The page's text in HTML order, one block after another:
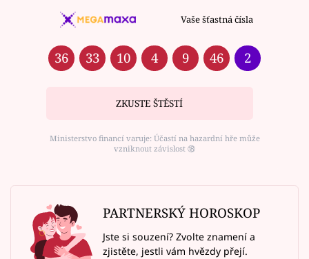
Vaše šťastná čísla
36 33 10 4 9 46 2
ZKUSTE ŠTĚSTÍ
Ministerstvo financí varuje: Účastí na hazardní hře může
vzniknout závislost ⑱
PARTNERSKÝ HOROSKOP
Jste si souzení? Zvolte znamení a
zjistěte, jestli vám hvězdy přejí.